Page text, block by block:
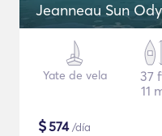
Jeanneau Sun
Yate de vela
37
11
$574/día